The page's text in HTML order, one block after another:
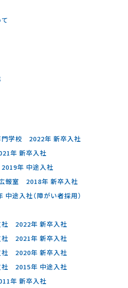
門学校 2022年 新卒入社
年 新卒入社
年 中途入社
報室 2018年 新卒入社
途入社（障がい者採用）
社 2022年 新卒入社
社 2021年 新卒入社
社 2020年 新卒入社
社 2015年 中途入社
年 新卒入社